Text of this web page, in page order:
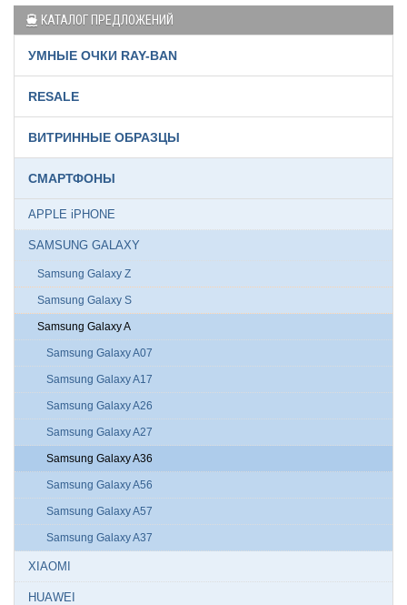
КАТАЛОГ ПРЕДЛОЖЕНИЙ
УМНЫЕ ОЧКИ RAY-BAN
RESALE
ВИТРИННЫЕ ОБРАЗЦЫ
СМАРТФОНЫ
APPLE iPHONE
SAMSUNG GALAXY
Samsung Galaxy Z
Samsung Galaxy S
Samsung Galaxy A
Samsung Galaxy A07
Samsung Galaxy A17
Samsung Galaxy A26
Samsung Galaxy A27
Samsung Galaxy A36
Samsung Galaxy A56
Samsung Galaxy A57
Samsung Galaxy A37
XIAOMI
HUAWEI